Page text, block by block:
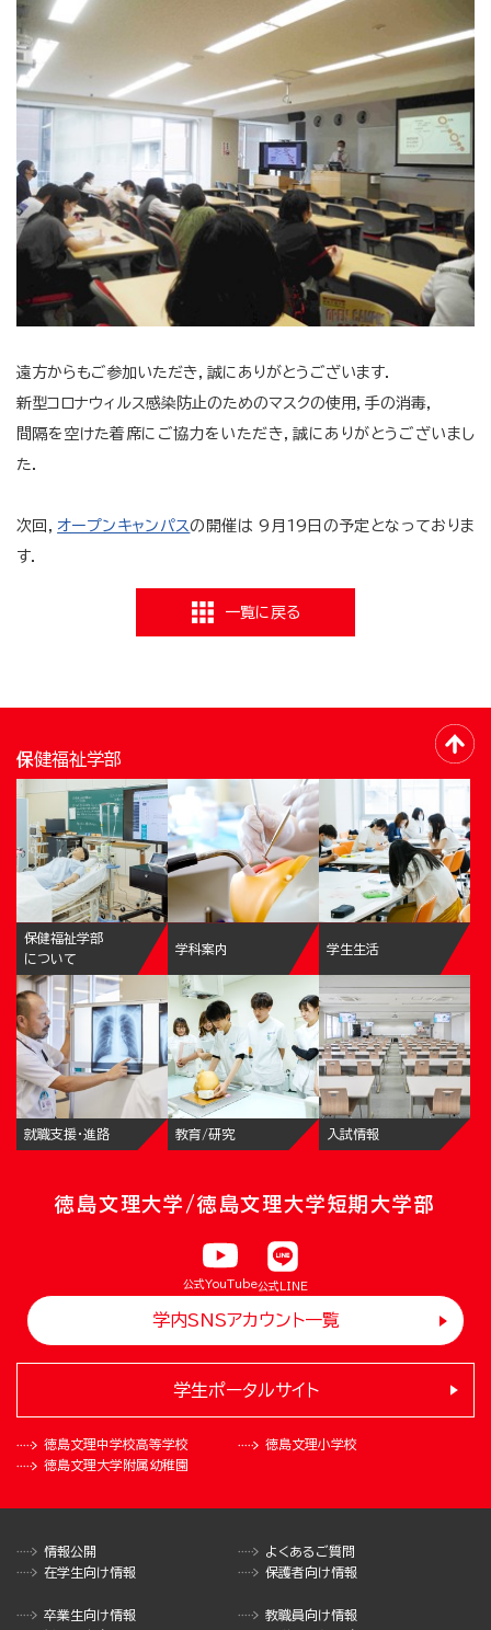
遠方からもご参加いただき，誠にありがとうございます．
新型コロナウィルス感染防止のためのマスクの使用，手の消毒，
間隔を空けた着席にご協力をいただき，誠にありがとうございまし
た．
次回， オープンキャンパス の開催は 9月19日の予定となっておりま
す．
一覧に戻る
保健福祉学部
保健福祉学部
について
学科案内 学生生活
就職支援・進路 教育/研究 入試情報
徳島文理大学/徳島文理大学短期大学部
公式YouTube公式LINE
学内SNSアカウント一覧
徳島文理中学校高等学校
徳島文理小学校
徳島文理大学附属幼稚園
学生ポータルサイト
情報公開
よくあるご質問
在学生向け情報
保護者向け情報
卒業生向け情報
教職員向け情報